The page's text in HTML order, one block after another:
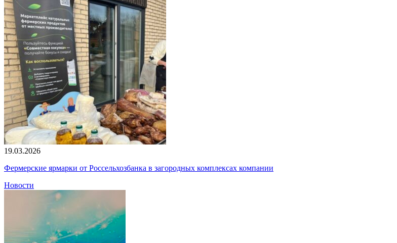
19.03.2026
Фермерские ярмарки от Россельхозбанка в загородных комплексах компании
Новости